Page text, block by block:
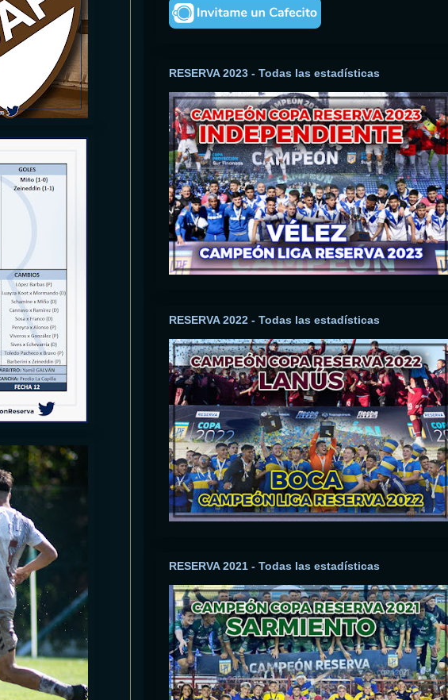
RESERVA 2023 - Todas las estadísticas
RESERVA 2022 - Todas las estadísticas
RESERVA 2021 - Todas las estadísticas